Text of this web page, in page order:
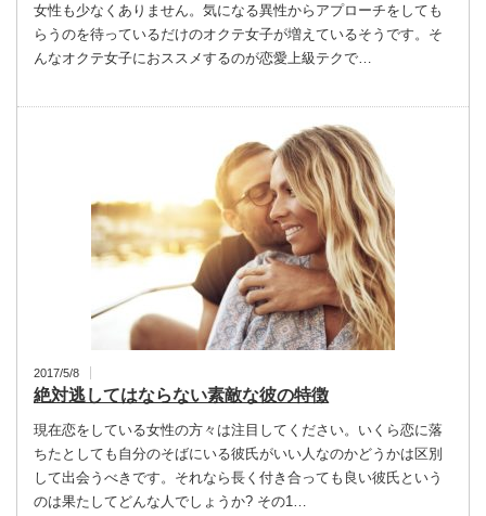
女性も少なくありません。気になる異性からアプローチをしても
らうのを待っているだけのオクテ女子が増えているそうです。そ
んなオクテ女子におススメするのが恋愛上級テクで…
2017/5/8
絶対逃してはならない素敵な彼の特徴
現在恋をしている女性の方々は注目してください。いくら恋に落
ちたとしても自分のそばにいる彼氏がいい人なのかどうかは区別
して出会うべきです。それなら長く付き合っても良い彼氏という
のは果たしてどんな人でしょうか? その1…